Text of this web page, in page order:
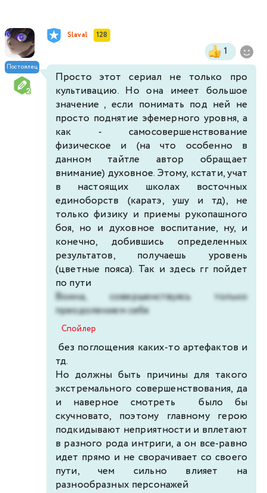
Постоялец
Slaval 128
1
Просто этот сериал не только про
культивацию. Но она имеет большое
значение , если понимать под ней не
просто поднятие эфемерного уровня, а
как - самосовершенствование
физическое и (на что особенно в
данном тайтле автор обращает
внимание) духовное. Этому, кстати, учат
в настоящих школах восточных
единоборств (каратэ, ушу и тд), не
только физику и приемы рукопашного
боя, но и духовное воспитание, ну, и
конечно, добившись определенных
результатов, получаешь уровень
(цветные пояса). Так и здесь гг пойдет
по пути
Воина, совершенствуясь только
преодолением себя
Спойлер
без поглощения каких-то артефактов и
тд.
Но должны быть причины для такого
экстремального совершенствования, да
и наверное смотреть было бы
скучновато, поэтому главному герою
подкидывают неприятности и вплетают
в разного рода интриги, а он все-равно
идет прямо и не сворачивает со своего
пути, чем сильно влияет на
разнообразных персонажей